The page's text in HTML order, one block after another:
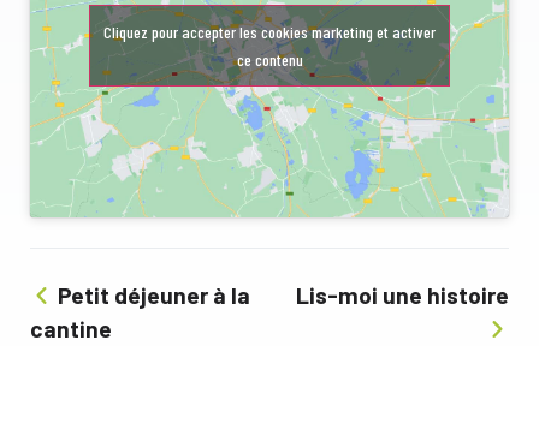
Cliquez pour accepter les cookies marketing et activer
ce contenu
Petit déjeuner à la
cantine
Lis-moi une histoire